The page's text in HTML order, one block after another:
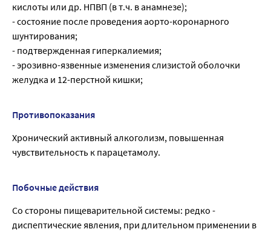
кислоты или др. НПВП (в т.ч. в анамнезе);
- состояние после проведения аорто-коронарного
шунтирования;
- подтвержденная гиперкалиемия;
- эрозивно-язвенные изменения слизистой оболочки
желудка и 12-перстной кишки;
Противопоказания
Хронический активный алкоголизм, повышенная
чувствительность к парацетамолу.
Побочные действия
Со стороны пищеварительной системы: редко -
диспептические явления, при длительном применении в